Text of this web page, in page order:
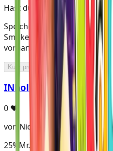
Hast du Mr. John zuhause?
Speichere Mr. John in deinem
SmokeDex und wir zeigen
vorhandenen Sorten direkt
Kurz prüfen ...
INholGrapeJohn
0 ♥
von Nico_hpunkt
25% Mr. John